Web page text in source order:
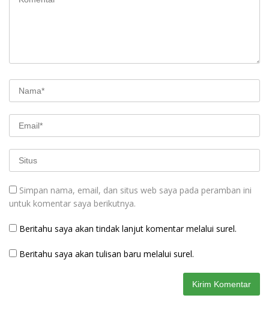
Simpan nama, email, dan situs web saya pada peramban ini
untuk komentar saya berikutnya.
Beritahu saya akan tindak lanjut komentar melalui surel.
Beritahu saya akan tulisan baru melalui surel.